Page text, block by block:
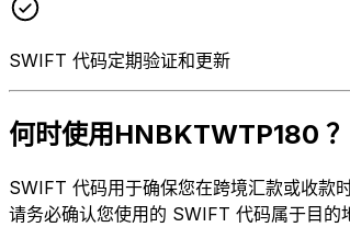
SWIFT 代码定期验证和更新
何时使用HNBKTWTP180 ？
SWIFT 代码用于确保您在跨境汇款或收款
请务必确认您使用的 SWIFT 代码属于目的